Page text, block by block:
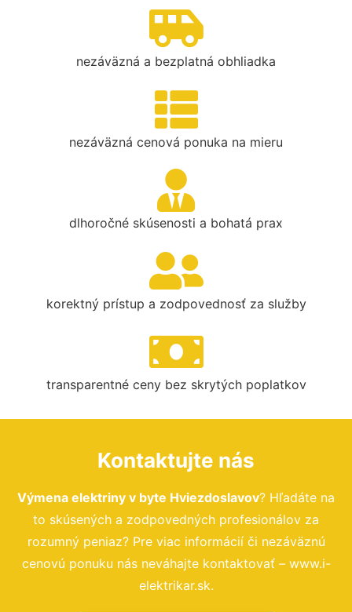
nezáväzná a bezplatná obhliadka
nezáväzná cenová ponuka na mieru
dlhoročné skúsenosti a bohatá prax
korektný prístup a zodpovednosť za služby
transparentné ceny bez skrytých poplatkov
Kontaktujte nás
Výmena elektriny v byte Hviezdoslavov? Hľadáte na
to skúsených a zodpovedných profesionálov za
rozumný peniaz? Pre viac informácií či nezáväznú
cenovú ponuku nás neváhajte kontaktovať – www.i-
elektrikar.sk.